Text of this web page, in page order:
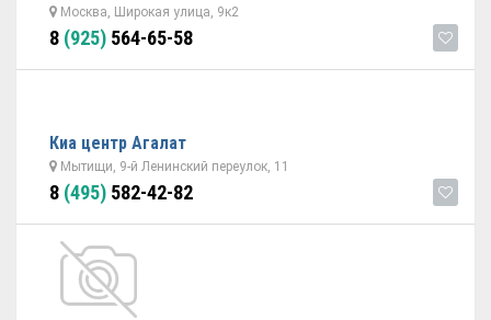
Москва, Широкая улица, 9к2
8 (925) 564-65-58
Киа центр Агалат
Мытищи, 9-й Ленинский переулок, 11
8 (495) 582-42-82